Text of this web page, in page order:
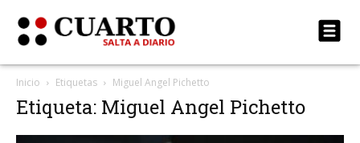
Inicio Etiquetas Miguel Angel Pichetto
Etiqueta: Miguel Angel Pichetto